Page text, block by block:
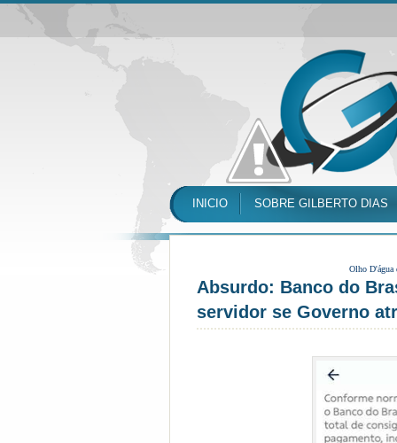
INICIO SOBRE GILBERTO DIAS
Olho
Absurdo: Banco do
servidor se Governo